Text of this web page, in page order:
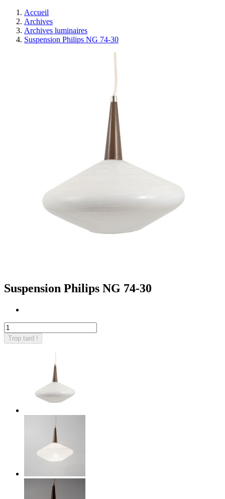
Accueil
Archives
Archives luminaires
Suspension Philips NG 74-30
Suspension Philips NG 74-30
Trop tard !